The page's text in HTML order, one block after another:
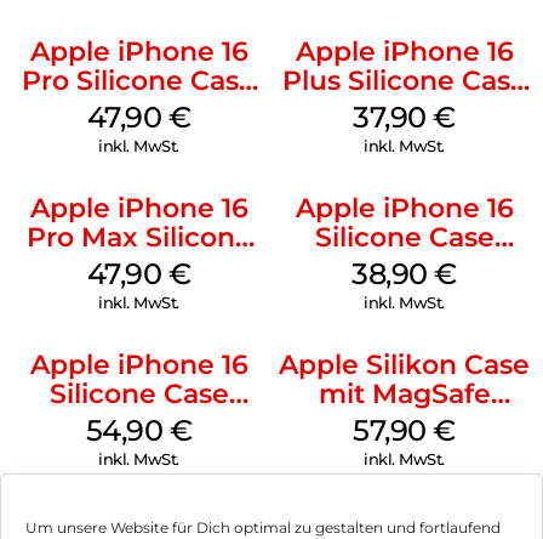
Um unsere Website für Dich optimal zu gestalten und fortlaufend
Apple iPhone 16
Pro Silicone Case
MagSafe Denim
47,90 €
inkl. MwSt.
Apple iPhone 16
Plus Silicone Case
MagSafe Lake
Green
37,90€
inkl. MwSt.
Apple iPhone 16
Pro Max Silicone
Case MagSafe
Black
47,90 €
inkl. MwSt.
Apple iPhone 16
Silicone Case
MagSafe
Ultramarine
38,90€
inkl. MwSt.
Apple iPhone 16
Silicone Case
MagSafe Black
54,90 €
inkl. MwSt.
Apple Silikon Case
mit MagSafe
iPhone 14 Pro
(PRODUCT)RED
57,90€
inkl. MwSt.